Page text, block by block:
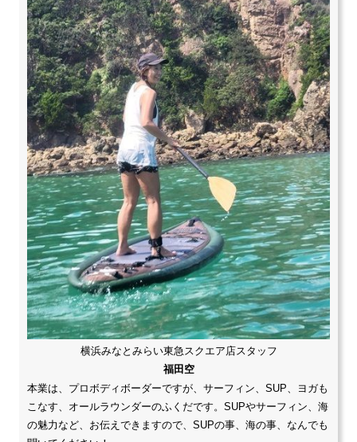
横浜みなとみらい東急スクエア店スタッフ
福田空
本業は、プロボディボーダーですが、サーフィン、SUP、ヨガも
こなす、オールラウンダーのふくだです。SUPやサーフィン、海
の魅力など、お伝えできますので、SUPの事、海の事、なんでも